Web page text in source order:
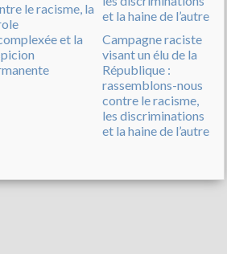
le racisme, la
et la
Campagne raciste
visant un élu de la
République :
rassemblons-nous
contre le racisme,
les discriminations
et la haine de l’autre